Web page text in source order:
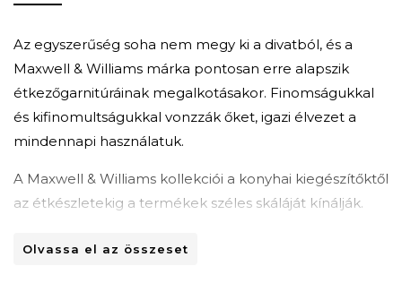
Az egyszerűség soha nem megy ki a divatból, és a
Maxwell & Williams márka pontosan erre alapszik
étkezőgarnitúráinak megalkotásakor. Finomságukkal
és kifinomultságukkal vonzzák őket, igazi élvezet a
mindennapi használatuk.
A Maxwell & Williams kollekciói a konyhai kiegészítőktől
az étkészletekig a termékek széles skáláját kínálják.
kiegészítse és fokozza mindennapi életét. A Maxwell &
Olvassa el az összeset